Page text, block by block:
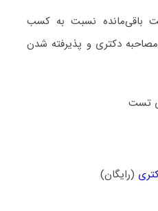
باقی‌مانده نسبت به کسب
دکتری و پذیرفته شدن
تست
(رایگان)